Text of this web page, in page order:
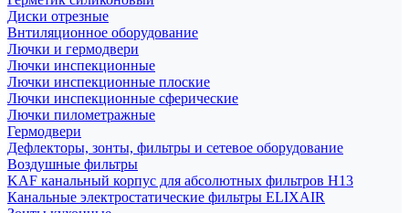
Диски отрезные
Внтиляционное оборудование
Лючки и гермодвери
Лючки инспекционные
Лючки инспекционные плоские
Лючки инспекционные сферические
Лючки пилометражные
Гермодвери
Дефлекторы, зонты, фильтры и сетевое оборудование
Воздушные фильтры
KAF канальный корпус для абсолютных фильтров H13
Канальные электростатические фильтры ELIXAIR